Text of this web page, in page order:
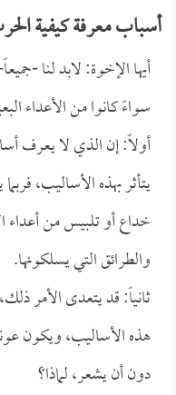
أسباب معرفة كيفية
أيها الإخوة: لابد لنا -
سواءً كانوا من الأعداء
أولاً: إن الذي لا يعرف
يتأثر بهذه الأساليب،
خداع أو تلبيس من أعداء
والطرائق التي يسلكونها.
ثانياً: قد يتعدى الأمر
هذه الأساليب، ويكون
دون أن يشعر، لماذا؟